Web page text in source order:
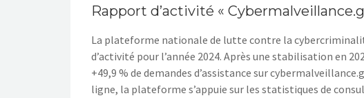
Rapport d’activité «
La plateforme nationale de lutte contre la
d’activité pour l’année 2024. Après une stabilisation en
+49,9 % de demandes d’assistance sur
ligne, la plateforme s’appuie sur les statistiques de